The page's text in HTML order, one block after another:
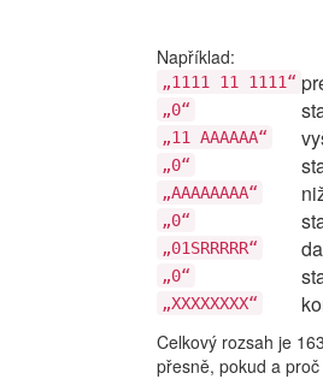
Například:
„1111 11 1111“
„0“
„11 AAAAAA“
„0“
„AAAAAAAA“
„0“
„01SRRRRR“
„0“
„XXXXXXXX“
Celkový rozsah je
přesně, pokud a